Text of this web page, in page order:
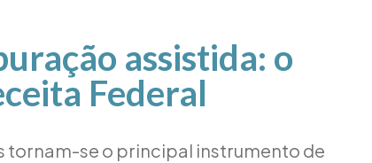
assistida: o
Federal
tornam-se o principal instrumento de